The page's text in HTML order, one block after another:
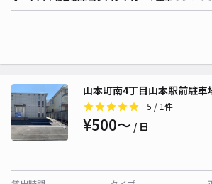
山本町南4丁目山本駅前駐車
5 / 1件
¥500〜 / 日